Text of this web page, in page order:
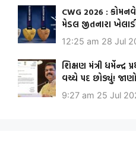
CWG 2026 :
મેડલ જીતનારા
12:25 am 28 Jul
શિક્ષણ મંત્રી ધર્મેન્દ્ર
વચ્ચે પદ છોડ્યું!
9:27 am 25 Jul